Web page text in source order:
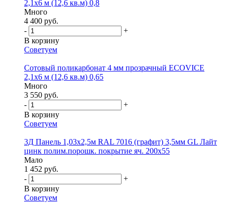
2,1х6 м (12,6 кв.м) 0,8
Много
4 400 руб.
-
+
В корзину
Советуем
Сотовый поликарбонат 4 мм прозрачный ECOVICE
2,1х6 м (12,6 кв.м) 0,65
Много
3 550 руб.
-
+
В корзину
Советуем
3Д Панель 1,03х2,5м RAL 7016 (графит) 3,5мм GL Лайт
цинк полим.порошк. покрытие яч. 200х55
Мало
1 452 руб.
-
+
В корзину
Советуем